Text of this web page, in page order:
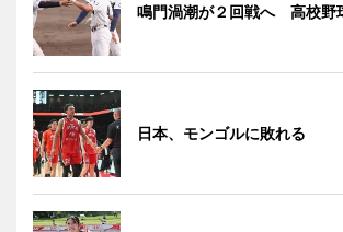
鳴門渦潮が２回戦へ 高校野
日本、モンゴルに敗れる